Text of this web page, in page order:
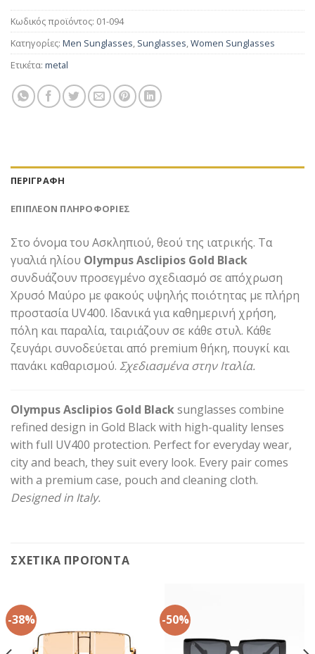
Κωδικός προϊόντος: 01-094
Κατηγορίες: Men Sunglasses, Sunglasses,Women Sunglasses
Ετικέτα: metal
ΠΕΡΙΓΡΑΦΉ
ΕΠΙΠΛΈΟΝ ΠΛΗΡΟΦΟΡΊΕΣ
Στο όνομα του Ασκληπιού, θεού της ιατρικής. Τα
γυαλιά ηλίου Olympus Asclipios Gold Black
συνδυάζουν προσεγμένο σχεδιασμό σε απόχρωση
Χρυσό Μαύρο με φακούς υψηλής ποιότητας με πλήρη
προστασία UV400. Ιδανικά για καθημερινή χρήση,
πόλη και παραλία, ταιριάζουν σε κάθε στυλ. Κάθε
ζευγάρι συνοδεύεται από premium θήκη, πουγκί και
πανάκι καθαρισμού. Σχεδιασμένα στην Ιταλία.
Olympus Asclipios Gold Blacksunglasses combine
refined design in Gold Black with high-quality lenses
with full UV400 protection. Perfect for everyday wear,
city and beach, they suit every look. Every pair comes
with a premium case, pouch and cleaning cloth.
Designed in Italy.
ΣΧΕΤΙΚΆ ΠΡΟΪΌΝΤΑ
-38% -50%